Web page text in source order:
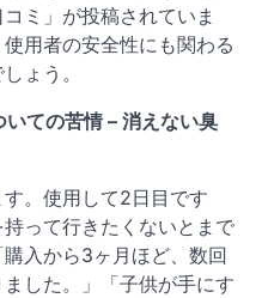
ミ」が投稿されていま
用者の安全性にも関わる
ょう。
ての苦情 – 消えない臭
。使用して2日目です
って行きたくないとまで
入から3ヶ月ほど、数回
した。」「子供が手にす